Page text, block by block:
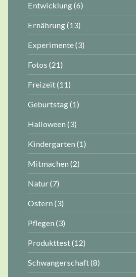
Entwicklung(6)
Ernährung(13)
Experimente(3)
Fotos (21)
Freizeit(11)
Geburtstag(1)
Halloween (3)
Kindergarten (1)
Mitmachen (2)
Natur(7)
Ostern (3)
Pflegen (3)
Produkttest(12)
Schwangerschaft(8)